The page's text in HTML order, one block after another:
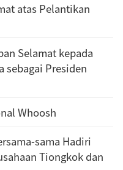
atas Pelantikan
Selamat kepada
sebagai Presiden
Whoosh
sama Hadiri
Tiongkok dan